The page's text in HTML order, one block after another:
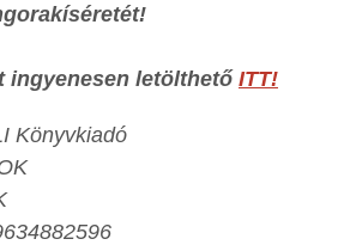
ingyenesen letölthető ITT!
Könyvkiadó